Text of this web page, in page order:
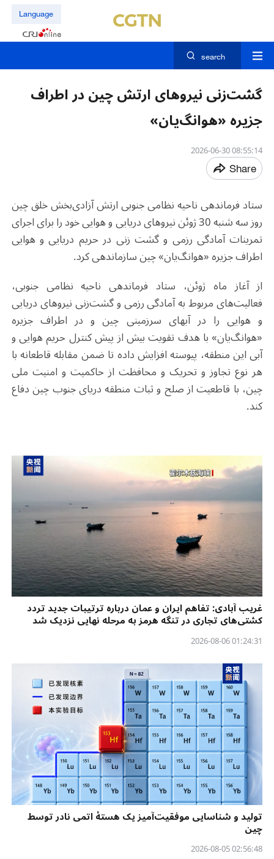
Language
search
گشت‌زنی نیروهای ارتش چین در اطراف
جزیره «هوانگ‌یان»
08:55:14 2026-06-30
Share
ستاد فرماندهی ناحیه نظامی جنوبی ارتش آزادی‌بخش خلق چین
روز سه شنبه 30 ژوئن نیروهای دریایی و هوایی خود را برای اجرای
تمرینات آمادگی رزمی و گشت زنی در حریم دریایی و هوایی
اطراف جزیره «هوانگ‌یان» چین سازماندهی کرد.
از آغاز ماه ژوئن، ستاد فرماندهی ناحیه نظامی جنوبی،
فعالیت‌های مربوط به آمادگی رزمی و گشت‌زنی نیروهای دریایی
و هوایی را در آبهای سرزمینی چین و در اطراف جزیره
«هوانگ‌یان» با هدف تقویت بیش از پیش کنترل حریم هوایی و
آبی این منطقه، پیوسته افزایش داده تا ضمن مقابله قاطعانه با
هر نوع تجاوز و تحریک و محافظت از حاکمیت و امنیت ملی
چین، با قاطعیت از صلح و ثبات منطقه دریای جنوب چین دفاع
کند.
غریب آبادی: تفاهم ایران و عمان درباره ترتیبات جدید تردد
کشتی‌های تجاری در تنگه هرمز به مرحله نهایی نزدیک شد
01:24:31 2026-08-06
تولید و شناسایی موفقیت‌آمیز یک هستهٔ اتمی نادر توسط
چین
02:56:48 2026-08-05